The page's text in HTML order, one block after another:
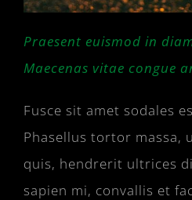
Praesent euismod in
Maecenas vitae congue
Fusce sit amet sodales
Phasellus tortor massa,
quis, hendrerit ultrices
sapien mi, convallis et